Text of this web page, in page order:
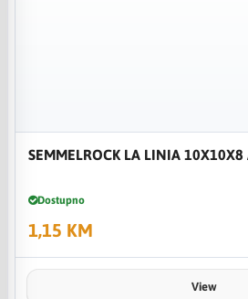
SEMMELROCK LA LINIA
Dostupno
1,15 KM
View